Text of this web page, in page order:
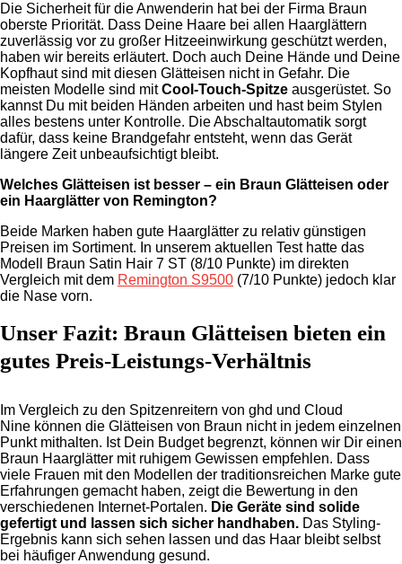
Die Sicherheit für die Anwenderin hat bei der Firma Braun
oberste Priorität. Dass Deine Haare bei allen Haarglättern
zuverlässig vor zu großer Hitzeeinwirkung geschützt werden,
haben wir bereits erläutert. Doch auch Deine Hände und Deine
Kopfhaut sind mit diesen Glätteisen nicht in Gefahr. Die
meisten Modelle sind mitCool-Touch-Spitze ausgerüstet. So
kannst Du mit beiden Händen arbeiten und hast beim Stylen
alles bestens unter Kontrolle. Die Abschaltautomatik sorgt
dafür, dass keine Brandgefahr entsteht, wenn das Gerät
längere Zeit unbeaufsichtigt bleibt.
Welches Glätteisen ist besser – ein Braun Glätteisen oder
ein Haarglätter von Remington?
Beide Marken haben gute Haarglätter zu relativ günstigen
Preisen im Sortiment. In unserem aktuellen Test hatte das
Modell Braun Satin Hair 7 ST (8/10 Punkte) im direkten
Vergleich mit dem Remington S9500 (7/10 Punkte) jedoch klar
die Nase vorn.
Unser Fazit: Braun Glätteisen bieten ein
gutes Preis-Leistungs-Verhältnis
Im Vergleich zu den Spitzenreitern von ghd und Cloud
Nine können die Glätteisen von Braun nicht in jedem einzelnen
Punkt mithalten. Ist Dein Budget begrenzt, können wir Dir einen
Braun Haarglätter mit ruhigem Gewissen empfehlen. Dass
viele Frauen mit den Modellen der traditionsreichen Marke gute
Erfahrungen gemacht haben, zeigt die Bewertung in den
verschiedenen Internet-Portalen. Die Geräte sind solide
gefertigt und lassen sich sicher handhaben. Das Styling-
Ergebnis kann sich sehen lassen und das Haar bleibt selbst
bei häufiger Anwendung gesund.